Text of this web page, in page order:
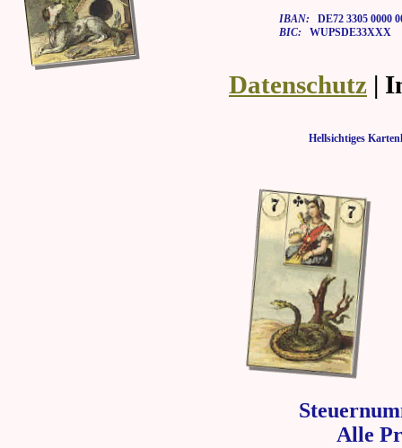
IBAN: DE72 3305 0000
BIC: WUPSDE33XXX
Datenschutz |
Hellsichtiges
Alle